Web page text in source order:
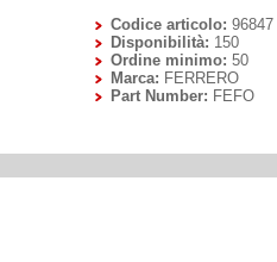
Codice articolo: 96847
Disponibilità: 150
Ordine minimo: 50
Marca: FERRERO
Part Number: FEFO